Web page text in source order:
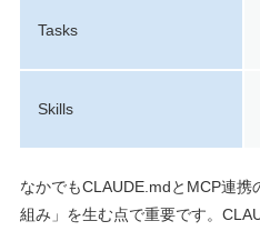
Tasks
Skills
なかでもCLAUDE.mdとMCP連
組み」を生む点で重要です。